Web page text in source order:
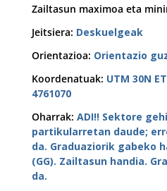
Zailtasun maximoa eta
Jeitsiera: Deskuelgeak
Orientazioa: Orientazio
Koordenatuak: UTM 30N
4761070
Oharrak: ADI!! Sektore
partikularretan daude;
da. Graduaziorik gabeko
(GG). Zailtasun handia.
da.